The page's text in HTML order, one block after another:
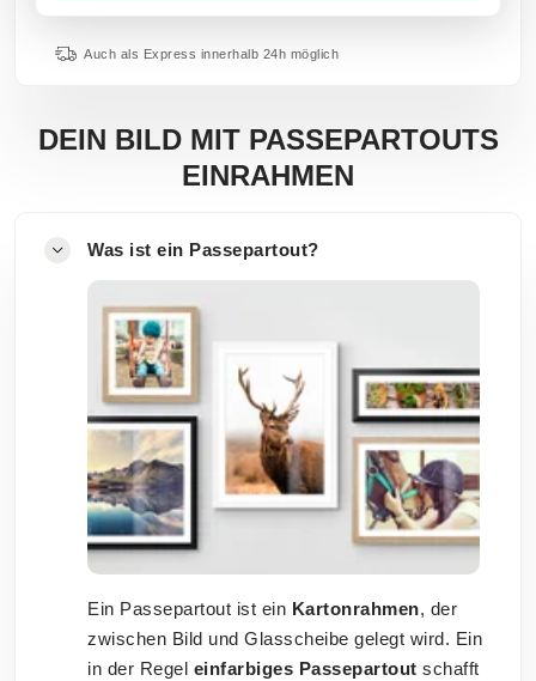
Auch als Express innerhalb 24h möglich
DEIN BILD MIT PASSEPARTOUTS
EINRAHMEN
Was ist ein Passepartout?
Ein Passepartout ist ein Kartonrahmen, der
zwischen Bild und Glasscheibe gelegt wird. Ein
in der Regel einfarbiges Passepartout schafft